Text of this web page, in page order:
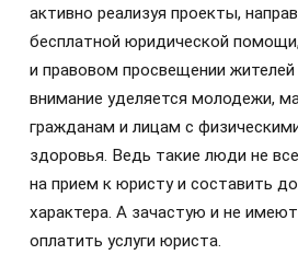
активно реализуя проекты,
бесплатной юридической
и правовом просвещении жителей
внимание уделяется молодежи,
гражданам и лицам с
здоровья. Ведь такие люди не
на прием к юристу и составить
характера. А зачастую и не
оплатить услуги юриста.